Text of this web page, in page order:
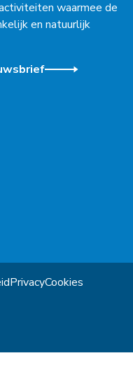
waarmee de
en natuurlijk
PrivacyCookies